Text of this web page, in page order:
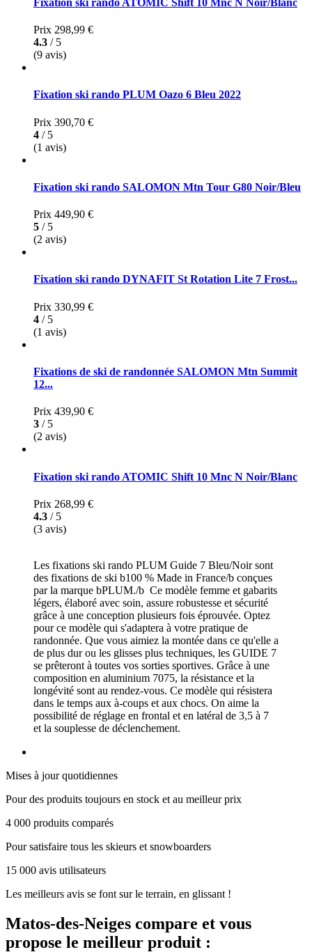
Prix 298,99 €
4.3 / 5
(9 avis)
Fixation ski rando PLUM Oazo 6 Bleu 2022
Prix 390,70 €
4 / 5
(1 avis)
Fixation ski rando SALOMON Mtn Tour G80 Noir/Bleu
Prix 449,90 €
5 / 5
(2 avis)
Fixation ski rando DYNAFIT St Rotation Lite 7 Frost...
Prix 330,99 €
4 / 5
(1 avis)
Fixations de ski de randonnée SALOMON Mtn Summit
12...
Prix 439,90 €
3 / 5
(2 avis)
Fixation ski rando ATOMIC Shift 10 Mnc N Noir/Blanc
Prix 268,99 €
4.3 / 5
(3 avis)
Les fixations ski rando PLUM Guide 7 Bleu/Noir sont
des fixations de ski b100 % Made in France/b conçues
par la marque bPLUM./b Ce modèle femme et gabarits
légers, élaboré avec soin, assure robustesse et sécurité
grâce à une conception plusieurs fois éprouvée. Optez
pour ce modèle qui s'adaptera à votre pratique de
randonnée. Que vous aimiez la montée dans ce qu'elle a
de plus dur ou les glisses plus techniques, les GUIDE 7
se prêteront à toutes vos sorties sportives. Grâce à une
composition en aluminium 7075, la résistance et la
longévité sont au rendez-vous. Ce modèle qui résistera
dans le temps aux à-coups et aux chocs. On aime la
possibilité de réglage en frontal et en latéral de 3,5 à 7
et la souplesse de déclenchement.
Mises à jour quotidiennes
Pour des produits toujours en stock et au meilleur prix
4 000 produits comparés
Pour satisfaire tous les skieurs et snowboarders
15 000 avis utilisateurs
Les meilleurs avis se font sur le terrain, en glissant !
Matos-des-Neiges compare et vous
propose le meilleur produit :